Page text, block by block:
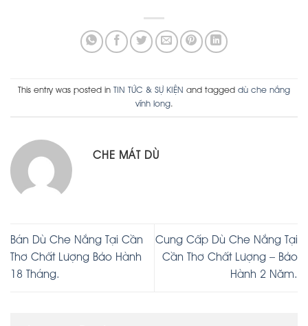
This entry was posted in TIN TỨC & SỰ KIỆN and tagged dù che nắng
vĩnh long.
CHE MÁT DÙ
Bán Dù Che Nắng Tại Cần
Thơ Chất Lượng Bảo Hành
18 Tháng.
Cung Cấp Dù Che Nắng Tại
Cần Thơ Chất Lượng – Bảo
Hành 2 Năm.